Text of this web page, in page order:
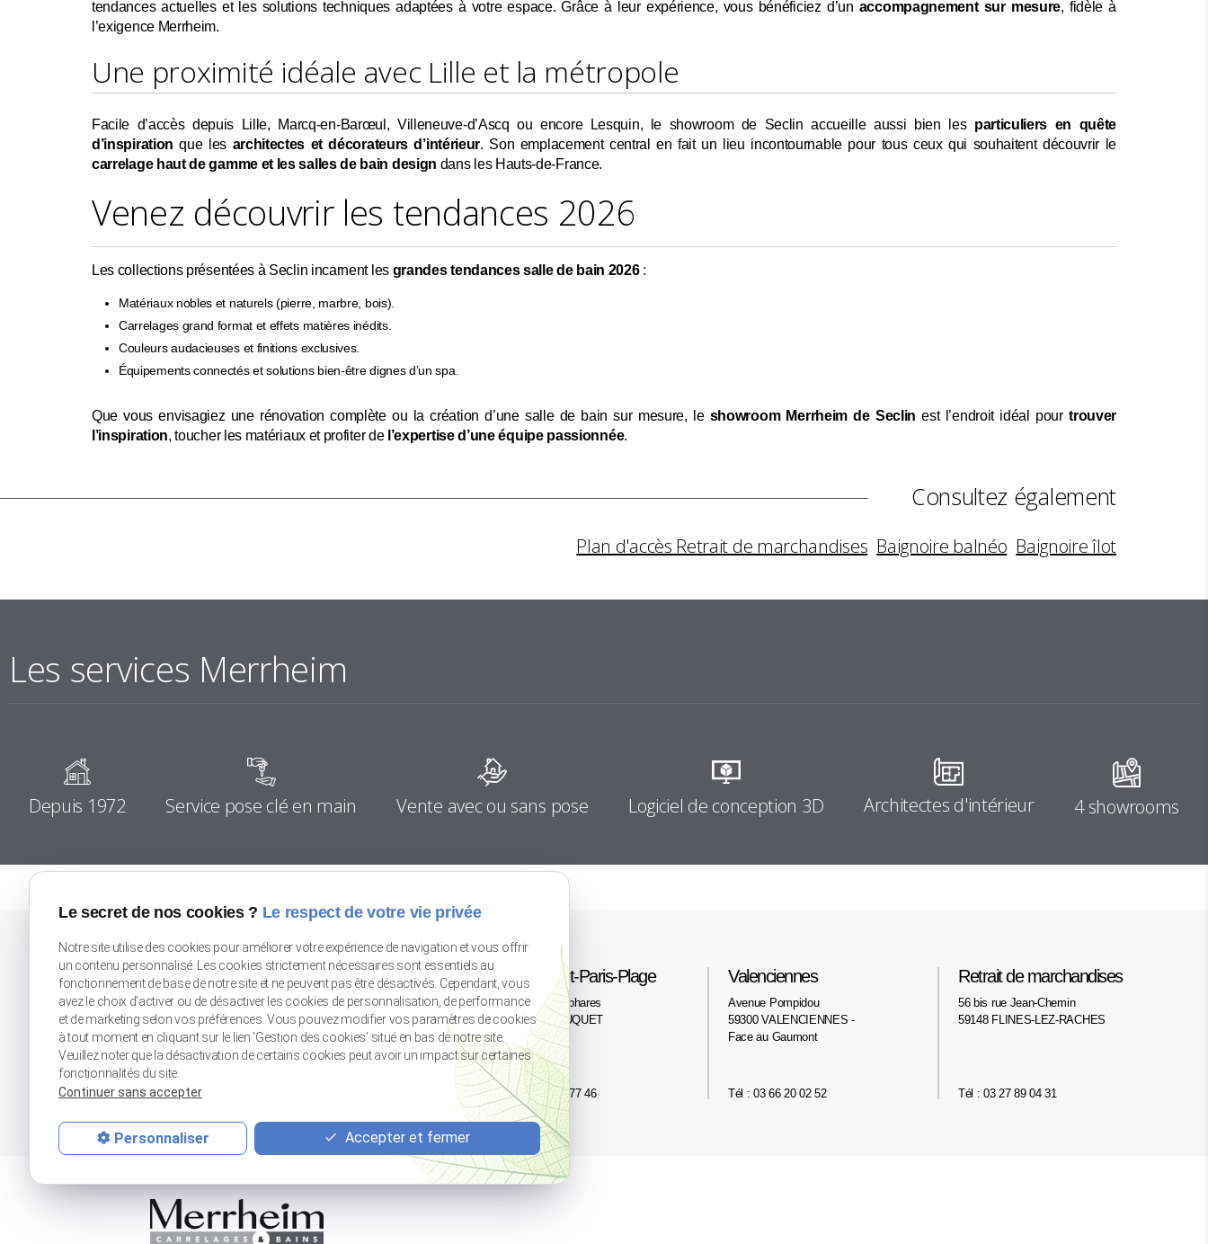
tendances actuelles et les solutions techniques adaptées à votre espace. Grâce à leur expérience, vous bénéficiez d’un accompagnement sur mesure, fidèle à
l’exigence Merrheim.
Une proximité idéale avec Lille et la métropole
Facile d’accès depuis Lille, Marcq-en-Barœul, Villeneuve-d’Ascq ou encore Lesquin, le showroom de Seclin accueille aussi bien les particuliers en quête
d’inspiration que les architectes et décorateurs d’intérieur. Son emplacement central en fait un lieu incontournable pour tous ceux qui souhaitent découvrir le
carrelage haut de gamme et les salles de bain design dans les Hauts-de-France.
Venez découvrir les tendances 2026
Les collections présentées à Seclin incarnent les grandes tendances salle de bain 2026:
Matériaux nobles et naturels (pierre, marbre, bois).
Carrelages grand format et effets matières inédits.
Couleurs audacieuses et finitions exclusives.
Équipements connectés et solutions bien-être dignes d’un spa.
Que vous envisagiez une rénovation complète ou la création d’une salle de bain sur mesure, le showroom Merrheim de Seclin est l’endroit idéal pourtrouver
l’inspiration, toucher les matériaux et profiter de l’expertise d’une équipe passionnée.
Consultez également
Plan d'accès Retrait de marchandises Baignoire balnéo Baignoire îlot
Les services Merrheim
Depuis 1972 Service pose clé en main Vente avec ou sans pose Logiciel de conception 3D Architectes d'intérieur 4 showrooms
Douai (Flines-Lez-Raches)
80 rue du Moulin
59148 FLINES-LEZ-RACHES
Tél : 03 27 89 10 64
Lille Seclin
Zone Unexpo
Rue de l'Artisanat
59113 SECLIN
Le Touquet-Paris-Plage
2 avenue des phares
62520 LE TOUQUET
Tél : 03 21 06 77 46
Valenciennes
Avenue Pompidou
59300 VALENCIENNES -
Face au Gaumont
Tél : 03 66 20 02 52
Retrait de marchandises
56 bis rue Jean-Chemin
59148 FLINES-LEZ-RACHES
Tél : 03 27 89 04 31
Le secret de nos cookies ? Le respect de votre vie privée
Notre site utilise des cookies pour améliorer votre expérience de navigation et vous offrir
un contenu personnalisé. Les cookies strictement nécessaires sont essentiels au
fonctionnement de base de notre site et ne peuvent pas être désactivés. Cependant, vous
avez le choix d'activer ou de désactiver les cookies de personnalisation, de performance
et de marketing selon vos préférences. Vous pouvez modifier vos paramètres de cookies
à tout moment en cliquant sur le lien 'Gestion des cookies' situé en bas de notre site.
Veuillez noter que la désactivation de certains cookies peut avoir un impact sur certaines
fonctionnalités du site.
Continuer sans accepter
Personnaliser Accepter et fermer